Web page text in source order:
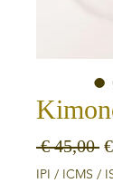
€ 45,00
IPI / ICMS /